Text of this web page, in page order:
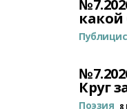
Круг
Поэзия 8